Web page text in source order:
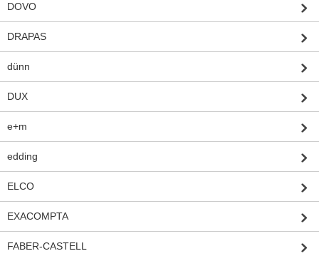
DOVO
DRAPAS
dünn
DUX
e+m
edding
ELCO
EXACOMPTA
FABER-CASTELL